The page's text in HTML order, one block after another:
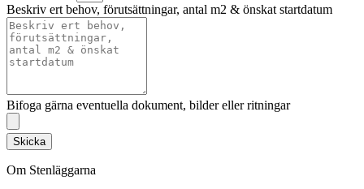
Beskriv ert behov, förutsättningar, antal m2 & önskat startdatum
Bifoga gärna eventuella dokument, bilder eller ritningar
Skicka
Om Stenläggarna